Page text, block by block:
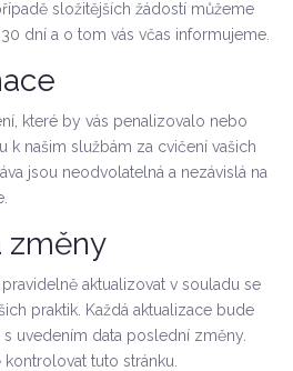
složitějších žádostí můžeme
dní a o tom vás včas informujeme.
které by vás penalizovalo nebo
k našim službám za cvičení vašich
jsou neodvolatelná a nezávislá na
změny
aktualizovat v souladu se
praktik. Každá aktualizace bude
uvedením data poslední změny.
tuto stránku.